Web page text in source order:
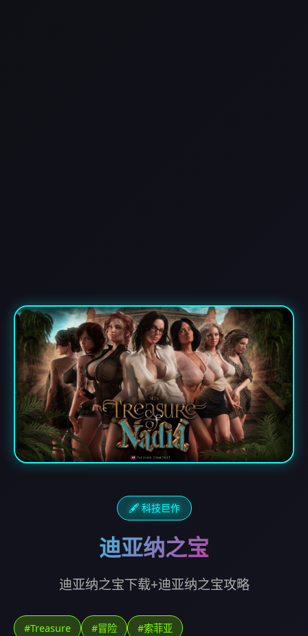
🖋️ 科技巨作
迪亚纳之宝
迪亚纳之宝下载+迪亚纳之宝攻略
#Treasure #冒险 #索菲亚